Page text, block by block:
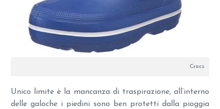
Crocs
Unico limite è la mancanza di traspirazione, all’interno
delle galoche i piedini sono ben protetti dalla pioggia